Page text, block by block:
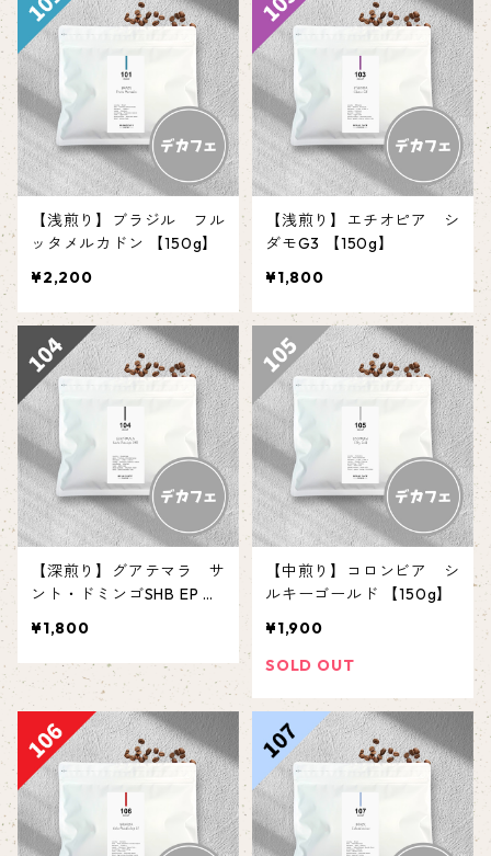
【浅煎り】ブラジル フル
ッタメルカドン 【150g】
¥2,200
【浅煎り】エチオピア シ
ダモG3 【150g】
¥1,800
【深煎り】グアテマラ サ
ント・ドミンゴSHB EP 【1
¥1,800
【中煎り】コロンビア シ
ルキーゴールド 【150g】
¥1,900
SOLD OUT